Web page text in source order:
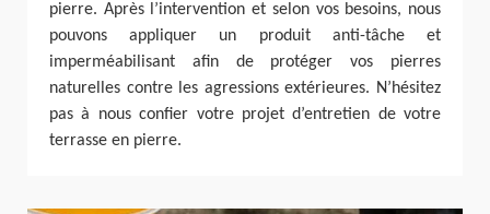
pierre. Après l’intervention et selon vos besoins, nous
pouvons appliquer un produit anti-tâche et
imperméabilisant afin de protéger vos pierres
naturelles contre les agressions extérieures. N’hésitez
pas à nous confier votre projet d’entretien de votre
terrasse en pierre.